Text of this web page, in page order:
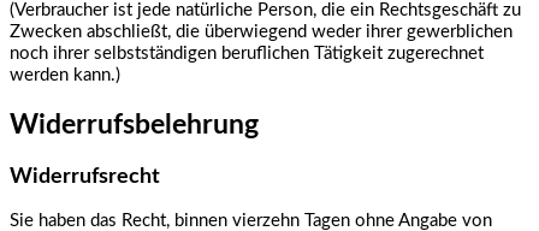
(Verbraucher ist jede natürliche Person, die ein Rechtsgeschäft zu
Zwecken abschließt, die überwiegend weder ihrer gewerblichen
noch ihrer selbstständigen beruflichen Tätigkeit zugerechnet
werden kann.)
Widerrufsbelehrung
Widerrufsrecht
Sie haben das Recht, binnen vierzehn Tagen ohne Angabe von